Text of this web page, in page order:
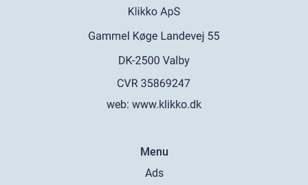
web: www.klikko.dk
Menu
Ads